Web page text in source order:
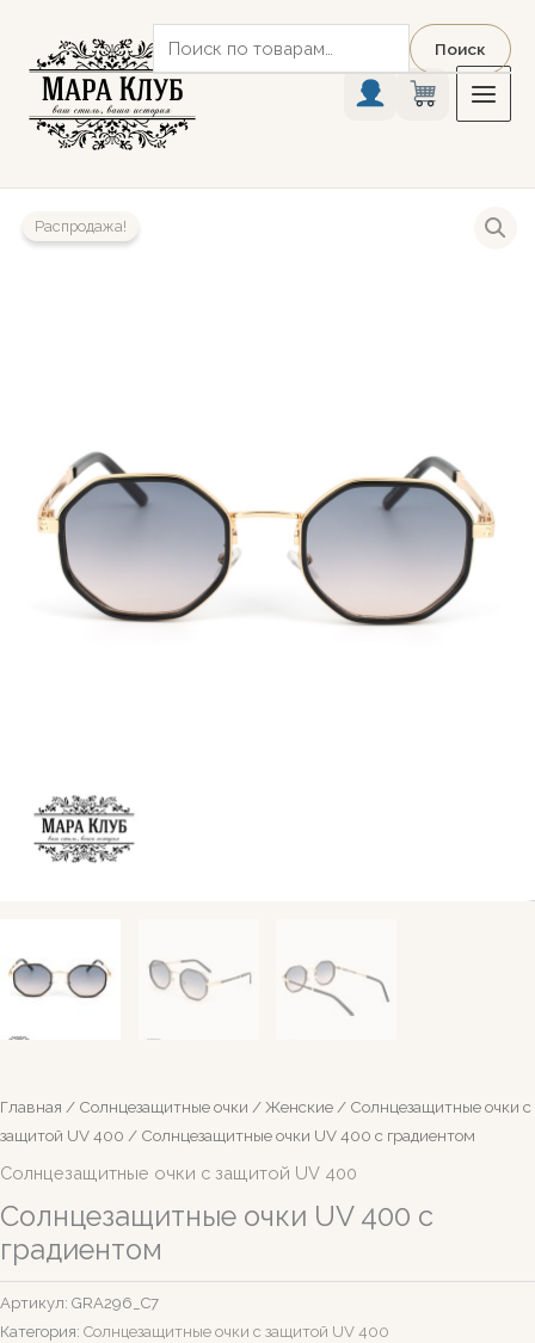
содержимому
Поиск
Распродажа!
Главная / Солнцезащитные очки / Женские / Солнцезащитные очки c
защитой UV 400 / Солнцезащитные очки UV 400 с градиентом
Солнцезащитные очки c защитой UV 400
Солнцезащитные очки UV 400 с
градиентом
Артикул: GRA296_С7
Категория: Солнцезащитные очки c защитой UV 400